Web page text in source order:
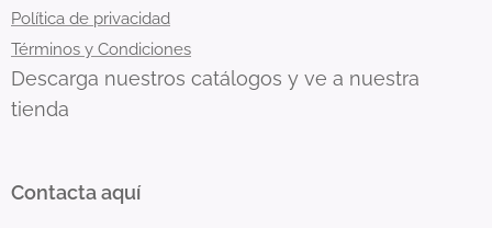
Política de privacidad
Términos y Condiciones
Descarga nuestros catálogos y ve a nuestra
tienda
Contacta aquí